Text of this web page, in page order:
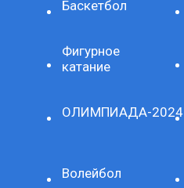
Баскетбол
Фигурное
катание
ОЛИМПИАДА-2024
Волейбол